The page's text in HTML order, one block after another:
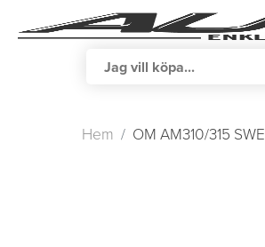
Hem OM AM310/315 SWE